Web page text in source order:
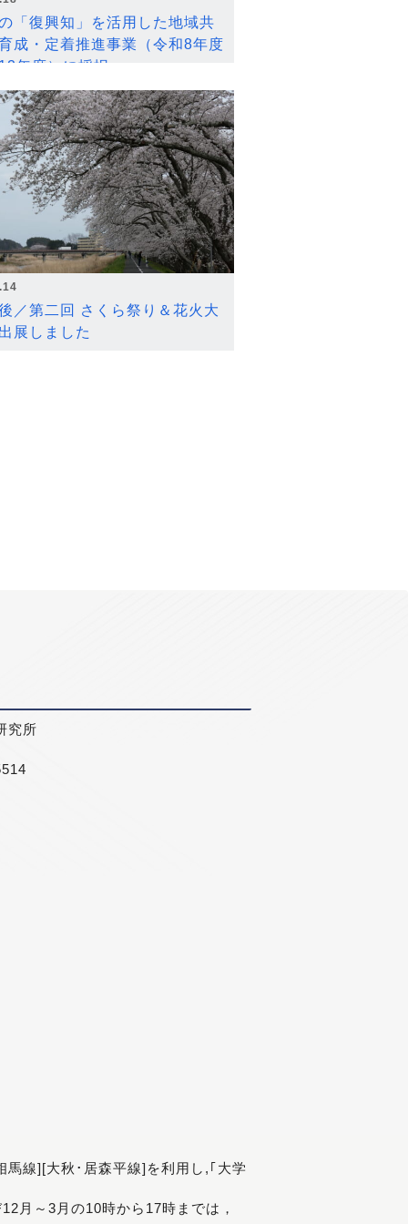
「復興知」を活用した地域共
成・定着推進事業（令和8年度
年度）に採択
／第二回 さくら祭り＆花火大
展しました
究所
線][大秋･居森平線]を利用し,｢大学
月～3月の10時から17時までは，